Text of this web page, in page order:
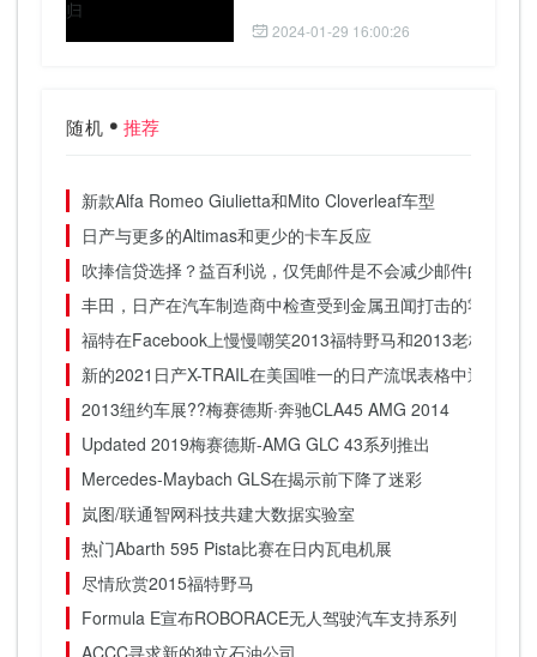
2024-01-29 16:00:26
随机 推荐
新款Alfa Romeo Giulietta和Mito Cloverleaf车型
日产与更多的Altimas和更少的卡车反应
吹捧信贷选择？益百利说，仅凭邮件是不会减少邮件的
丰田，日产在汽车制造商中检查受到金属丑闻打击的零件
福特在Facebook上慢慢嘲笑2013福特野马和2013老板302
新的2021日产X-TRAIL在美国唯一的日产流氓表格中透露
2013纽约车展??梅赛德斯·奔驰CLA45 AMG 2014
Updated 2019梅赛德斯-AMG GLC 43系列推出
Mercedes-Maybach GLS在揭示前下降了迷彩
岚图/联通智网科技共建大数据实验室
热门Abarth 595 Pista比赛在日内瓦电机展
尽情欣赏2015福特野马
Formula E宣布ROBORACE无人驾驶汽车支持系列
ACCC寻求新的独立石油公司